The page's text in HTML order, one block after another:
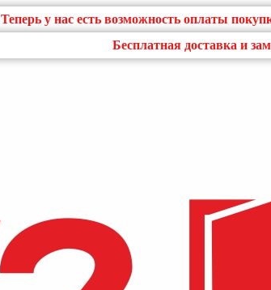
Теперь у нас есть возможность оплаты
Бесплатная доставка и